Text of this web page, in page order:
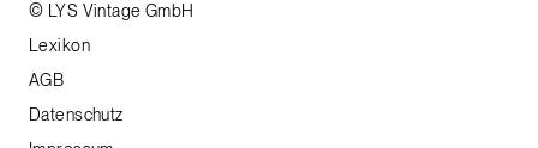
© LYS Vintage GmbH
Lexikon
AGB
Datenschutz